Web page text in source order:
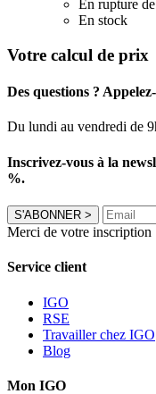
En rupture
En stock
Votre calcul de prix
Des questions ?
Du lundi au vendredi de
Inscrivez-vous à la
%.
S'ABONNER >
Merci de votre inscription
Service client
IGO
RSE
Travailler chez IGO
Blog
Mon IGO